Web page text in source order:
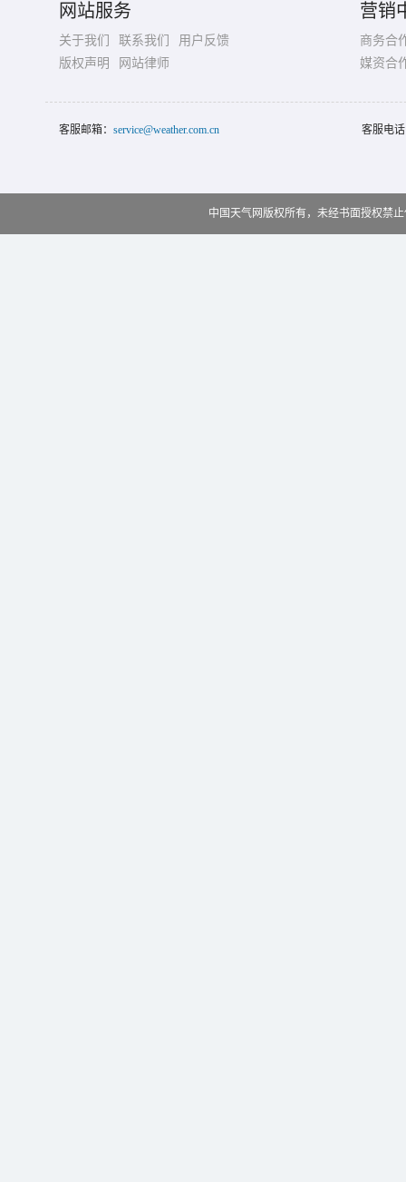
网站服务
关于我们 联系我们
用户反馈
版权声明
网站律师
营销
商务合
媒资合
客服邮箱： service@weather.com.cn 客服电
中国天气网版权所有，未经书面授权